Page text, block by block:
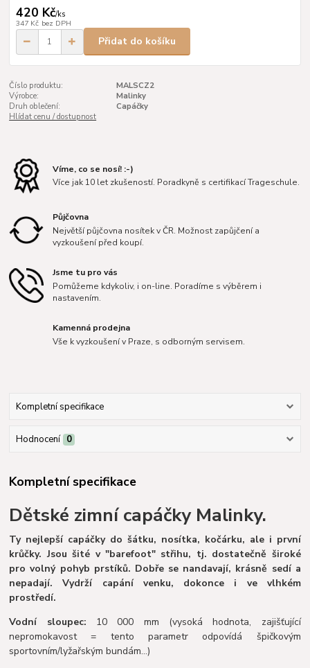
420 Kč/ks
347 Kč bez DPH
Přidat do košíku
Číslo produktu:
MALSCZ2
Výrobce:
Malinky
Druh oblečení:
Capáčky
Hlídat cenu / dostupnost
Víme, co se nosí! :-)
Více jak 10 let zkušeností. Poradkyně s certifikací Trageschule.
Půjčovna
Největší půjčovna nosítek v ČR. Možnost zapůjčení a
vyzkoušení před koupí.
Jsme tu pro vás
Pomůžeme kdykoliv, i on-line. Poradíme s výběrem i
nastavením.
Kamenná prodejna
Vše k vyzkoušení v Praze, s odborným servisem.
Kompletní specifikace
Hodnocení 0
Kompletní specifikace
Dětské zimní capáčky Malinky.
Ty nejlepší capáčky do šátku, nosítka, kočárku, ale i první
krůčky. Jsou šité v "barefoot" střihu, tj. dostatečně široké
pro volný pohyb prstíků. Dobře se nandavají, krásně sedí a
nepadají. Vydrží capání venku, dokonce i ve vlhkém
prostředí.
Vodní sloupec: 10 000 mm (vysoká hodnota, zajišťující
nepromokavost = tento parametr odpovídá špičkovým
sportovním/lyžařským bundám…)